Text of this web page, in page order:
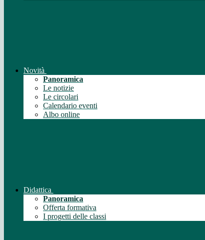
Novità
Panoramica
Le notizie
Le circolari
Calendario eventi
Albo online
Didattica
Panoramica
Offerta formativa
I progetti delle classi